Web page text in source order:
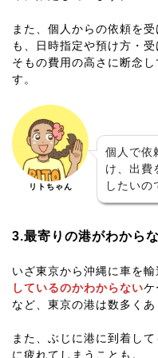
また、個人からの依頼を
も、日時指定や預け方・
そもの費用の高さに断念
す。
リトちゃん
個人で依
け、出費
したいの
3.最寄りの港がわから
いざ東京から沖縄に車を輸
しているのかわからないケ
など、東京の港は数多くあ
また、ぶじに港に到着して
に疲れてしまう ことも。